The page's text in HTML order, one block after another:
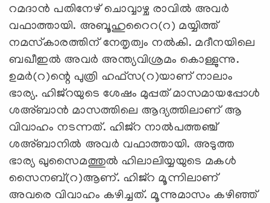
റമദാന്‍ പതിനേഴ് ചൊവ്വാഴ്ച രാവില്‍ അവര്‍
വഫാത്തായി. അബൂഹുറൈറ(റ) മയ്യിത്ത്
നമസ്‌കാരത്തിന് നേതൃത്വം നല്‍കി. മദീനയിലെ
ബഖീഇല്‍ അവര്‍ അന്ത്യവിശ്രമം കൊള്ളുന്നു.
ഉമര്‍(റ)ന്റെ പുത്രി ഹഫ്‌സ(റ)യാണ് നാലാം
ഭാര്യ. ഹിജ്‌റയുടെ ശേഷം മുപ്പത് മാസമായപ്പോള്‍
ശഅ്ബാന്‍ മാസത്തിലെ ആദ്യത്തിലാണ് ആ
വിവാഹം നടന്നത്. ഹിജ്‌റ നാല്‍പത്തഞ്ച്
ശഅ്ബാനില്‍ അവര്‍ വഫാത്തായി. അടുത്ത
ഭാര്യ ഖുസൈമത്തുല്‍ ഹിലാലിയ്യയുടെ മകള്‍
സൈനബ്(റ)ആണ്. ഹിജ്‌റ മൂന്നിലാണ്
അവരെ വിവാഹം കഴിച്ചത്. മൂന്നുമാസം കഴിഞ്ഞ്